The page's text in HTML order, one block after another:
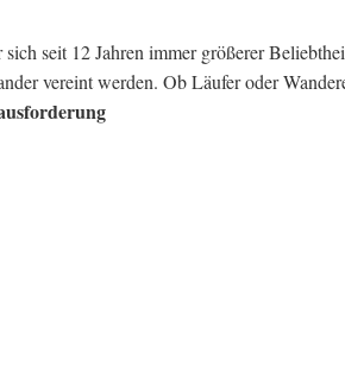
seit 12 Jahren immer größerer
vereint werden. Ob Läufer oder